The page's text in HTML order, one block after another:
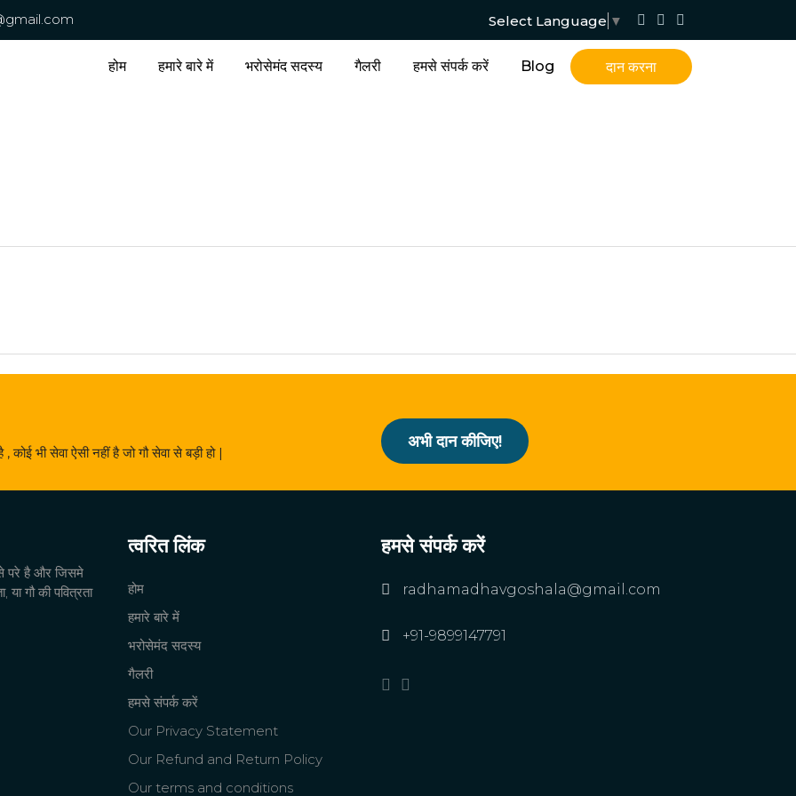
Select Language ▼
होम हमारे बारे में भरोसेमंद सदस्य गैलरी हमसे संपर्क करें Blog दान करना
कोई भी सेवा ऐसी नहीं है जो गौ सेवा से बड़ी हो |
अभी दान कीजिए!
से परे है और जिसमे
या गौ की पवित्रता
त्वरित लिंक
होम
हमारे बारे में
भरोसेमंद सदस्य
गैलरी
हमसे संपर्क करें
Our Privacy Statement
Our Refund and Return Policy
Our terms and conditions
हमसे संपर्क करें
radhamadhavgoshala@gmail.com
+91-9899147791